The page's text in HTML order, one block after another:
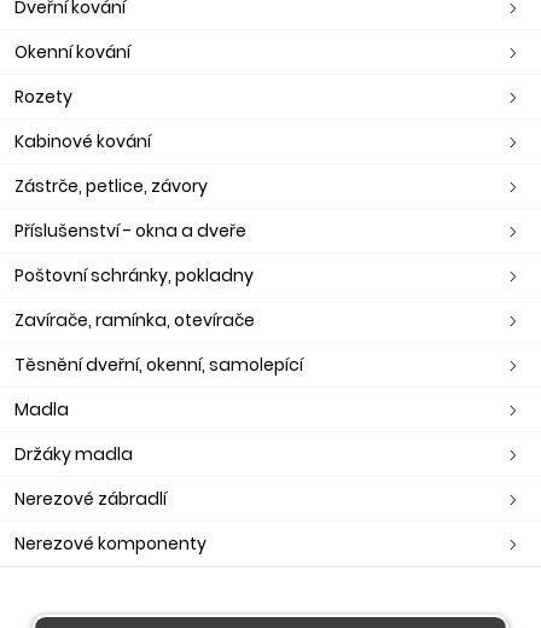
Dveřní kování
Okenní kování
Rozety
Kabinové kování
Zástrče, petlice, závory
Příslušenství - okna a dveře
Poštovní schránky, pokladny
Zavírače, ramínka, otevírače
Těsnění dveřní, okenní, samolepící
Madla
Držáky madla
Nerezové zábradlí
Nerezové komponenty